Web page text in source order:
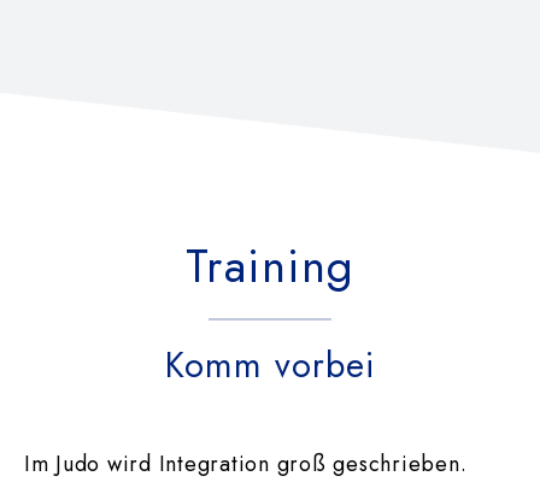
Training
Komm vorbei
Im Judo wird Integration groß geschrieben.